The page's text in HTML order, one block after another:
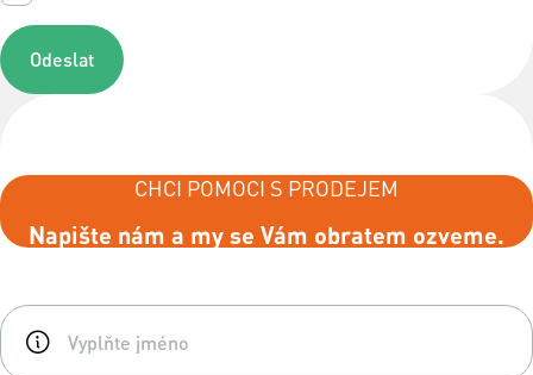
Odeslat
CHCI POMOCI S PRODEJEM
Napište nám a my se Vám obratem ozveme.